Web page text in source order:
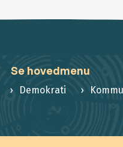
Se hovedmenu
Demokrati